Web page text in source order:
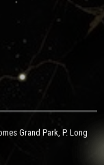
Grand Park, P. Long